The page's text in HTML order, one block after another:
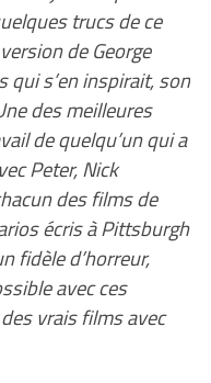
trucs de ce
de George
qui s’en inspirait, son
des meilleures
de quelqu’un qui a
Peter, Nick
des films de
écris à Pittsburgh
fidèle d’horreur,
avec ces
vrais films avec